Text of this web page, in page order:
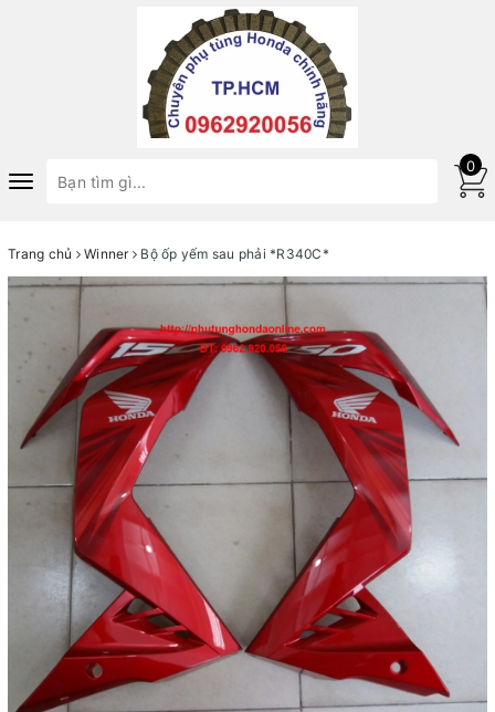
Toggle
0
Trang chủ Winner Bộ ốp yếm sau phải *R340C*